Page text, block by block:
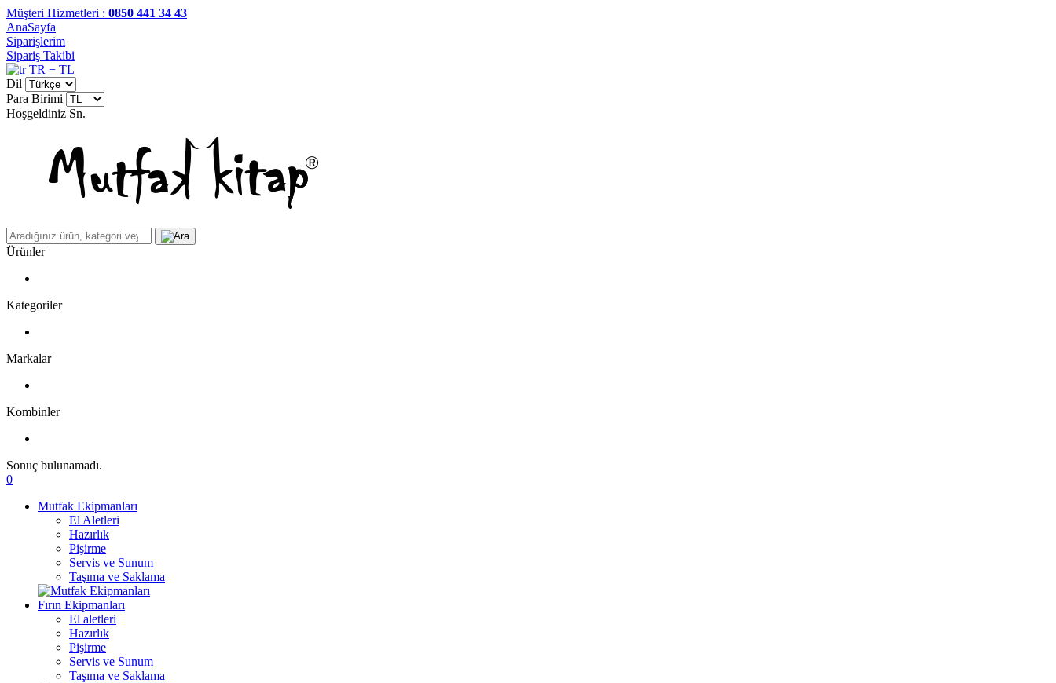
Müşteri Hizmetleri : 0850 441 34 43
AnaSayfa
Siparişlerim
Sipariş Takibi
TR − TL
Dil
Para Birimi
Hoşgeldiniz Sn.
Ürünler
Kategoriler
Markalar
Kombinler
Sonuç bulunamadı.
0
Mutfak Ekipmanları
El Aletleri
Hazırlık
Pişirme
Servis ve Sunum
Taşıma ve Saklama
Fırın Ekipmanları
El aletleri
Hazırlık
Pişirme
Servis ve Sunum
Taşıma ve Saklama